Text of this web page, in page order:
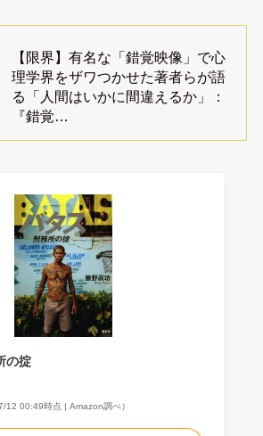
【限界】有名な「錯覚映像」で心
理学界をザワつかせた著者らが語
る「人間はいかに間違えるか」：
『錯覚…
の掟
12 00:49時点 | Amazon調べ）